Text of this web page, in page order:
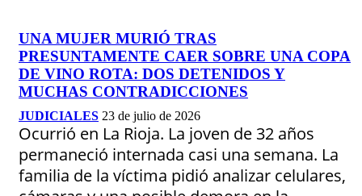
UNA MUJER MURIÓ TRAS
PRESUNTAMENTE CAER SOBRE UNA COPA
DE VINO ROTA: DOS DETENIDOS Y
MUCHAS CONTRADICCIONES
JUDICIALES 23 de julio de 2026
Ocurrió en La Rioja. La joven de 32 años
permaneció internada casi una semana. La
familia de la víctima pidió analizar celulares,